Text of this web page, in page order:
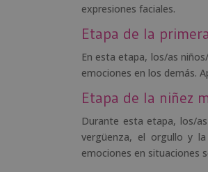
expresiones faciales.
Etapa de la
En esta etapa, los/as
emociones en los demás.
Etapa de la niñez
Durante esta etapa, los/
vergüenza, el orgullo y
emociones en situaciones